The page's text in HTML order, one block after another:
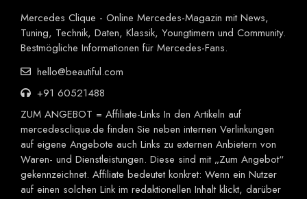
Mercedes Clique - Online Mercedes-Magazin mit News,
Tuning, Technik, Daten, Klassik, Youngtimern und Community.
Bestmögliche Informationen für Mercedes-Fans.
hello@beautiful.com
+91 60521488
ZUM ANGEBOT = Affiliate-Links In den Artikeln auf
mercedesclique.de finden Sie neben internen Verlinkungen
auf eigene Angebote auch Links zu externen Anbietern von
Waren- und Dienstleistungen. Diese sind mit „Zum Angebot“
gekennzeichnet. Affiliate bedeutet konkret: Wenn ein Nutzer
auf einen solchen Link im redaktionellen Inhalt klickt, darüber